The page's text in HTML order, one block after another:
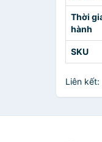
Thời
hành
SKU
Liên kết: